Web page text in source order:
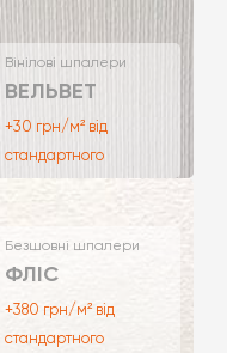
Вінілові шпалери
ВЕЛЬВЕТ
+30 грн/м² від
стандартного
Безшовні шпалери
ФЛІС
+380 грн/м² від
стандартного